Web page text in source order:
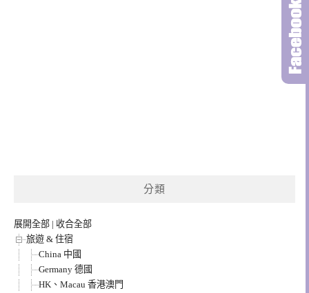
分類
展開全部 | 收合全部
旅遊 & 住宿
China 中國
Germany 德國
HK、Macau 香港澳門